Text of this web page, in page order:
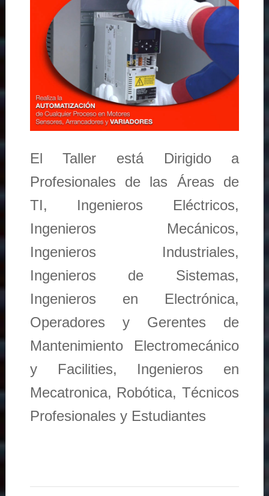
El Taller está Dirigido a
Profesionales de las Áreas de
TI, Ingenieros Eléctricos,
Ingenieros Mecánicos,
Ingenieros Industriales,
Ingenieros de Sistemas,
Ingenieros en Electrónica,
Operadores y Gerentes de
Mantenimiento Electromecánico
y Facilities, Ingenieros en
Mecatronica, Robótica, Técnicos
Profesionales y Estudiantes